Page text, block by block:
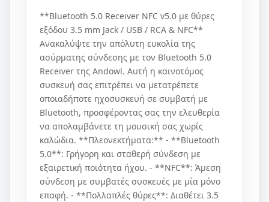
**Bluetooth 5.0 Receiver NFC v5.0 με θύρες
εξόδου 3.5 mm Jack / USB / RCA & NFC**
Ανακαλύψτε την απόλυτη ευκολία της
ασύρματης σύνδεσης με τον Bluetooth 5.0
Receiver της Andowl. Αυτή η καινοτόμος
συσκευή σας επιτρέπει να μετατρέπετε
οποιαδήποτε ηχοσυσκευή σε συμβατή με
Bluetooth, προσφέροντας σας την ελευθερία
να απολαμβάνετε τη μουσική σας χωρίς
καλώδια. **Πλεονεκτήματα:** - **Bluetooth
5.0**: Γρήγορη και σταθερή σύνδεση με
εξαιρετική ποιότητα ήχου. - **NFC**: Άμεση
σύνδεση με συμβατές συσκευές με μία μόνο
επαφή. - **Πολλαπλές θύρες**: Διαθέτει 3.5